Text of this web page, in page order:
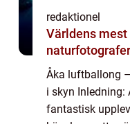
redaktionel
Världens
Åka luftballong
i skyn Inledning:
fantastisk